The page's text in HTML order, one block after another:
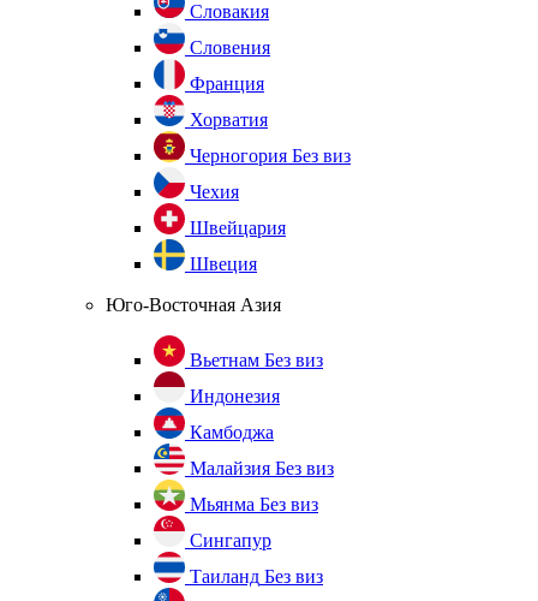
Словакия
Словения
Франция
Хорватия
Черногория Без виз
Чехия
Швейцария
Швеция
Юго-Восточная Азия
Вьетнам Без виз
Индонезия
Камбоджа
Малайзия Без виз
Мьянма Без виз
Сингапур
Таиланд Без виз